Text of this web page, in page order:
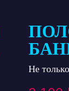
Не